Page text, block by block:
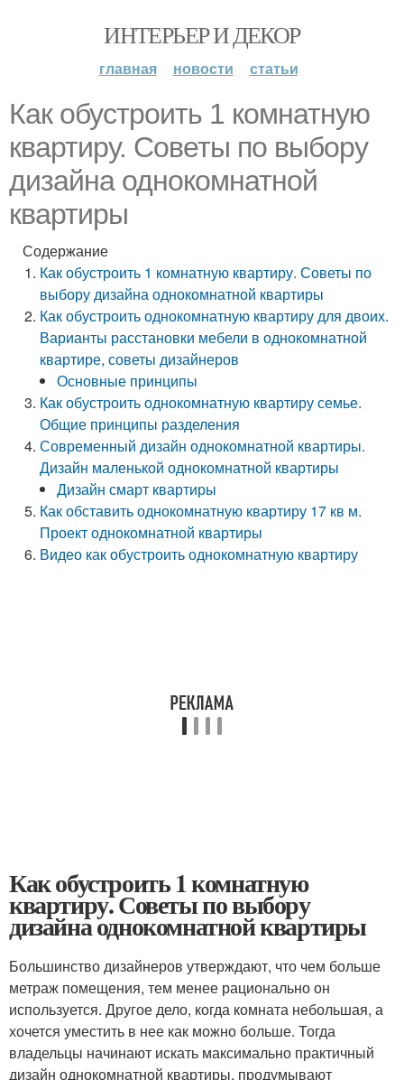
ИНТЕРЬЕР И ДЕКОР
главная новости статьи
Как обустроить 1 комнатную
квартиру. Советы по выбору
дизайна однокомнатной
квартиры
Содержание
Как обустроить 1 комнатную квартиру. Советы по
выбору дизайна однокомнатной квартиры
Как обустроить однокомнатную квартиру для двоих.
Варианты расстановки мебели в однокомнатной
квартире, советы дизайнеров
Основные принципы
Как обустроить однокомнатную квартиру семье.
Общие принципы разделения
Современный дизайн однокомнатной квартиры.
Дизайн маленькой однокомнатной квартиры
Дизайн смарт квартиры
Как обставить однокомнатную квартиру 17 кв м.
Проект однокомнатной квартиры
Видео как обустроить однокомнатную квартиру
Как обустроить 1 комнатную
квартиру. Советы по выбору
дизайна однокомнатной квартиры
Большинство дизайнеров утверждают, что чем больше
метраж помещения, тем менее рационально он
используется. Другое дело, когда комната небольшая, а
хочется уместить в нее как можно больше. Тогда
владельцы начинают искать максимально практичный
дизайн однокомнатной квартиры, продумывают